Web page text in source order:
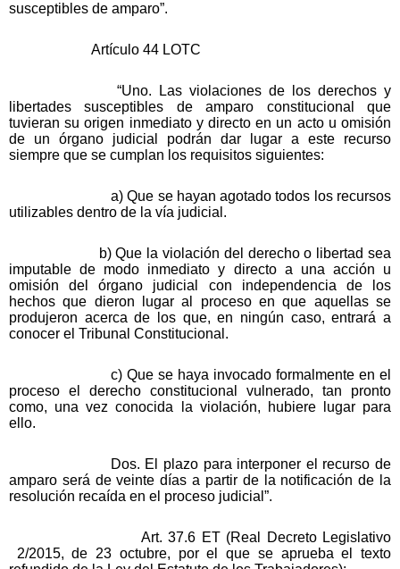
susceptibles de amparo”.
Artículo 44 LOTC
“Uno. Las violaciones de los derechos y
libertades susceptibles de amparo constitucional que
tuvieran su origen inmediato y directo en un acto u omisión
de un órgano judicial podrán dar lugar a este recurso
siempre que se cumplan los requisitos siguientes:
a) Que se hayan agotado todos los recursos
utilizables dentro de la vía judicial.
b) Que la violación del derecho o libertad sea
imputable de modo inmediato y directo a una acción u
omisión del órgano judicial con independencia de los
hechos que dieron lugar al proceso en que aquellas se
produjeron acerca de los que, en ningún caso, entrará a
conocer el Tribunal Constitucional.
c) Que se haya invocado formalmente en el
proceso el derecho constitucional vulnerado, tan pronto
como, una vez conocida la violación, hubiere lugar para
ello.
Dos. El plazo para interponer el recurso de
amparo será de veinte días a partir de la notificación de la
resolución recaída en el proceso judicial”.
Art. 37.6 ET (Real Decreto Legislativo
2/2015, de 23 octubre, por el que se aprueba el texto